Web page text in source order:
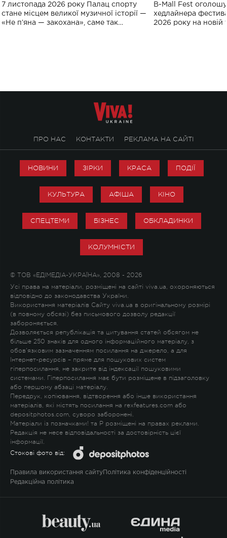
спорту
7 листопада 2026 року Палац спорту
стане місцем великої музичної історії —
«Не пʼяна — закохана», саме так
B-Mall Fest
хедлайнера
2026 року на новій
ПРО НАС КОНТАКТИ РЕКЛАМА НА САЙТІ
НОВИНИ ЗІРКИ КРАСА ПОДІЇ
КУЛЬТУРА АФІША КІНО
СПЕЦТЕМИ БІЗНЕС ОБКЛАДИНКИ
КОЛУМНІСТИ
© ТОВ «ЕДІМЕДІА-УКРАЇНА», 2008 - 2026
Усі права на матеріали, розміщені на сайті viva.ua, охороняються
відповідно до законодавства України.
Використання матеріалів Сайту viva.ua в оригінальному розмірі
(в повному обсязі) без письмового дозволу редакції
забороняється.
Дозволяється републікація та цитування статей обсягом не
більше 250 знаків для одного інформаційного матеріалу, з
обов'язковим зазначенням посилання на джерело, а для
Інтернет-ресурсів – пряме для пошукових систем
гіперпосилання, не закрите від індексації пошуковими
системами. Гіперпосилання має бути розміщене в підзаголовку
або першому абзаці матеріалу.
Передрук, копіювання, відтворення або інше використання
матеріалів, які містять посилання на rexfeatures.com або
depositphotos.com, суворо заборонені.
Матеріали із позначками! та P розміщені на правах реклами.
Редакція не несе відповідальності за достовірність цієї
інформації.
Стокові фото від:
Правила використання сайту Політика конфіденційності
Редакційна політика